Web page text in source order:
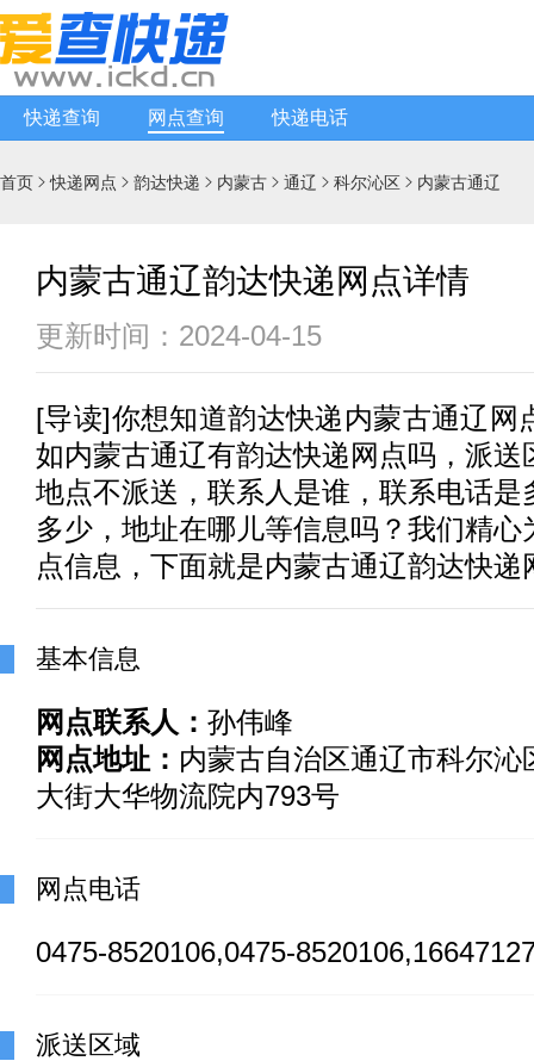
快递查询 网点查询 快递电话
首页 快递网点  韵达快递  内蒙古  通辽  科尔沁区  内蒙古通辽
内蒙古通辽韵达快递网点详情
更新时间：2024-04-15
[导读]你想知道韵达快递内蒙古通辽网
如内蒙古通辽有韵达快递 网点吗，派
地点不派送，联系人是谁，联系电话是
多少，地址在哪儿等信息吗？我们精心
点信息，下面就是内蒙古通辽韵达快
基本信息
网点联系人： 孙伟峰
网点地址： 内蒙古自治区通辽市科尔沁
大街大华物流院内793号
网点电话
0475-8520106,0475-
派送区域